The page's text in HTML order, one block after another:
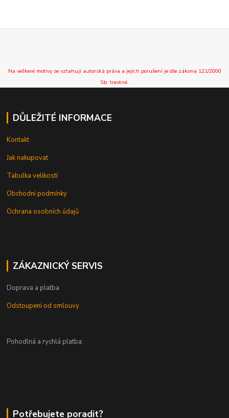
Na veškeré motivy se vztahují autorská práva a jejich porušení je dle zákona 121/2000
Sb. trestné.
DŮLEŽITÉ INFORMACE
Kontakt
Jak nakupovat
Tabulka velikostí
Obchodní podmínky
Ochrana osobních údajů
ZÁKAZNICKÝ SERVIS
Doprava a platba
Odstoupení od smlouvy
Pohodlná a rychlá platba:
Potřebujete poradit?